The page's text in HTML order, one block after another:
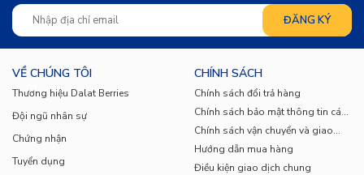
tôi tự tin là đơn vị cung ứng rau sạch chất lượng
VỀ CHÚNG TÔI
Thương hiệu Dalat Berries
Đội ngũ nhân sự
Chứng nhận
Tuyển dụng
CHÍNH SÁCH
Chính sách đổi trả hàng
Chính sách bảo mật thông tin cá
nhân
Chính sách vận chuyển và giao
nhận
Hướng dẫn mua hàng
Điều kiện giao dịch chung